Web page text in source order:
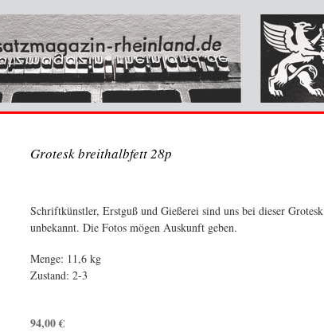
Grotesk breithalbfett 28p
Schriftkünstler, Erstguß und Gießerei sind uns bei dieser Grotesk
unbekannt. Die Fotos mögen Auskunft geben.
Menge: 11,6 kg
Zustand: 2-3
94,00€